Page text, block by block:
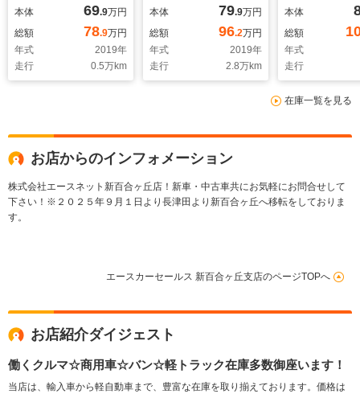
Bluetooth付純正ナ
ビ・バックカメラ・
ETC・コ-ナ-セン
サ-・前後ドラレコ・
記録簿・オ-トマチッ
i-stop
本体 69.9万円
総額
78.9万円
年式
2019年
走行
0.5万km
ックカメラ・ETC・ス
マ-トキ-&プッシュス
タ-ト・フロント左右
シ-トヒ-タ-・コ-ナ-セ
ンサ-・記録簿・TV・
本体 79.9万円
総額
96.2万円
年式
2019年
走行
2.8万km
キ-プアシスト
煙・
ビ・Bカメラ
イト・ETC・
ン・記録簿・
キ-&プッシュ
コ・i-stop純
本体
総額
年式
走行
在庫一覧を見る
お店からのインフォメーション
株式会社エースネット新百合ヶ丘店！新車・中古車共にお気軽にお問合せして
下さい！※２０２５年９月１日より長津田より新百合ヶ丘へ移転をしておりま
す。
エースカーセールス 新百合ヶ丘支店のページTOPへ
お店紹介ダイジェスト
働くクルマ☆商用車☆バン☆軽トラック在庫多数御座います！
当店は、輸入車から軽自動車まで、豊富な在庫を取り揃えております。価格は